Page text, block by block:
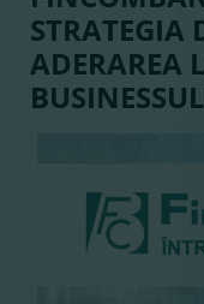
STRATEGIA
ADERAREA